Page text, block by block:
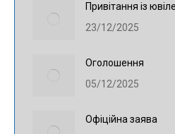
Привітання із
23/12/2025
Оголошення
05/12/2025
Офіційна заява